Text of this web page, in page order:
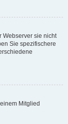
Webserver sie nicht
Sie spezifischere
Mitglied